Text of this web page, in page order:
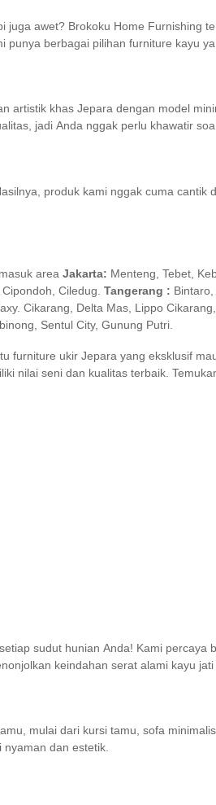
juga awet? Brokoku Home Furnishing
berbagai pilihan furniture kayu
khas Jepara dengan model
jadi Anda nggak perlu khawatir
produk kami nggak cuma
area Jakarta: Menteng, Tebet,
Ciledug. Tangerang :
Cikarang, Delta Mas, Lippo
Sentul City, Gunung Putri.
furniture ukir Jepara yang eksklusif
nilai seni dan kualitas terbaik.
sudut hunian Anda! Kami
keindahan serat alami kayu jati
mulai dari kursi tamu, sofa
dan estetik.